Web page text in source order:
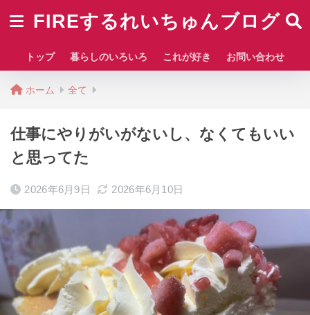
FIREするれいちゅんブログ
トップ 暮らしのいろいろ これが好き お問い合わせ
ホーム 全て
仕事にやりがいがないし、なくてもいい
と思ってた
2026年6月9日 2026年6月10日